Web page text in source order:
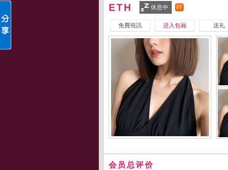
ETH 休息中
免費視訊 进入包厢 送礼
会员总评价